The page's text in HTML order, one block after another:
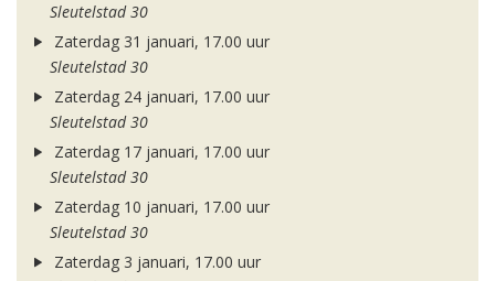
Sleutelstad 30
Zaterdag 31 januari, 17.00 uur
Sleutelstad 30
Zaterdag 24 januari, 17.00 uur
Sleutelstad 30
Zaterdag 17 januari, 17.00 uur
Sleutelstad 30
Zaterdag 10 januari, 17.00 uur
Sleutelstad 30
Zaterdag 3 januari, 17.00 uur